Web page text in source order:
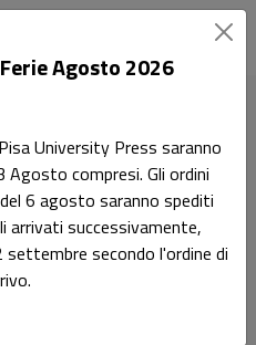
caos
d’aiuto
Agosto 2026
University Press saranno
Agosto compresi. Gli ordini
6 agosto saranno spediti
arrivati successivamente,
secondo l'ordine di